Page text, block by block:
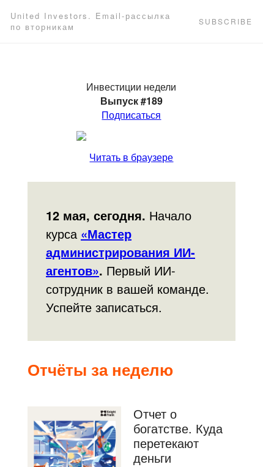
United Investors. Email-рассылка
по вторникам
SUBSCRIBE
Инвестиции недели
Выпуск #189
Подписаться
Читать в браузере
12 мая, сегодня. Начало
курса «Мастер
администрирования ИИ-
агентов». Первый ИИ-
сотрудник в вашей команде.
Успейте записаться.
Отчёты за неделю
Отчет о
богатстве. Куда
перетекают
деньги